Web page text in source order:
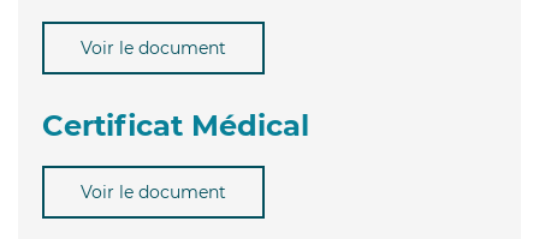
Voir le document
Certificat Médical
Voir le document